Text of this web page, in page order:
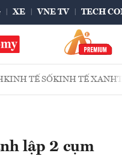
XE VNE TV TECH
KINH TẾ SỐKINH TẾ XANH
lập 2 cụm